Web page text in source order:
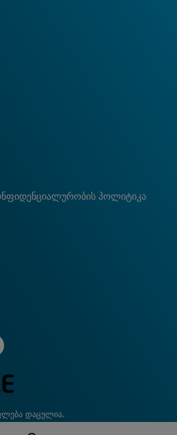
პოლიტიკა
დაცულია.